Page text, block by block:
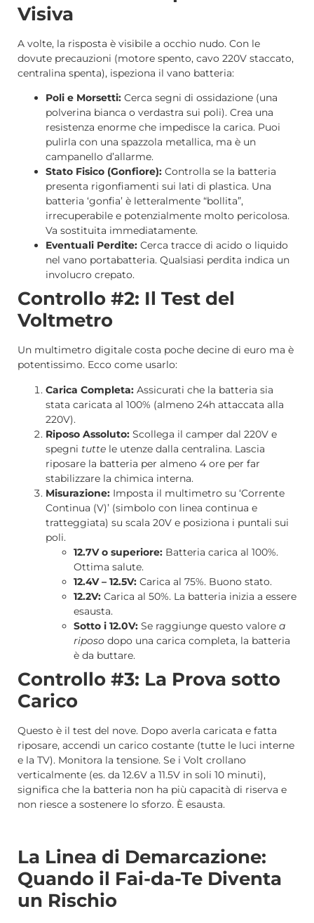
Visiva
A volte, la risposta è visibile a occhio nudo. Con le
dovute precauzioni (motore spento, cavo 220V staccato,
centralina spenta), ispeziona il vano batteria:
Poli e Morsetti: Cerca segni di ossidazione (una
polverina bianca o verdastra sui poli). Crea una
resistenza enorme che impedisce la carica. Puoi
pulirla con una spazzola metallica, ma è un
campanello d’allarme.
Stato Fisico (Gonfiore): Controlla se la batteria
presenta rigonfiamenti sui lati di plastica. Una
batteria ‘gonfia’ è letteralmente “bollita”,
irrecuperabile e potenzialmente molto pericolosa.
Va sostituita immediatamente.
Eventuali Perdite: Cerca tracce di acido o liquido
nel vano portabatteria. Qualsiasi perdita indica un
involucro crepato.
Controllo #2: Il Test del
Voltmetro
Un multimetro digitale costa poche decine di euro ma è
potentissimo. Ecco come usarlo:
Carica Completa: Assicurati che la batteria sia
stata caricata al 100% (almeno 24h attaccata alla
220V).
Riposo Assoluto: Scollega il camper dal 220V e
spegni tutte le utenze dalla centralina. Lascia
riposare la batteria per almeno 4 ore per far
stabilizzare la chimica interna.
Misurazione: Imposta il multimetro su ‘Corrente
Continua (V)’ (simbolo con linea continua e
tratteggiata) su scala 20V e posiziona i puntali sui
poli.
12.7V o superiore: Batteria carica al 100%.
Ottima salute.
12.4V – 12.5V: Carica al 75%. Buono stato.
12.2V: Carica al 50%. La batteria inizia a essere
esausta.
Sotto i 12.0V: Se raggiunge questo valore a
riposo dopo una carica completa, la batteria
è da buttare.
Controllo #3: La Prova sotto
Carico
Questo è il test del nove. Dopo averla caricata e fatta
riposare, accendi un carico costante (tutte le luci interne
e la TV). Monitora la tensione. Se i Volt crollano
verticalmente (es. da 12.6V a 11.5V in soli 10 minuti),
significa che la batteria non ha più capacità di riserva e
non riesce a sostenere lo sforzo. È esausta.
La Linea di Demarcazione:
Quando il Fai-da-Te Diventa
un Rischio